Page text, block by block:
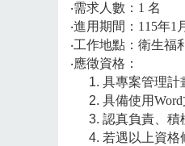
‧需求人數： 1 名
‧進用期間： 115年1
‧工作地點：衛生福
‧應徵資格：
具專案管理計
具備使用Word
認真負責、積
若遇以上資格